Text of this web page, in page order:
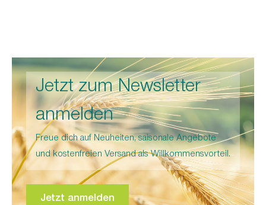
Jetzt zum Newsletter
anmelden
Freue dich auf Neuheiten, saisonale Angebote
und kostenfreien Versand als Willkommensvorteil.
Jetzt anmelden